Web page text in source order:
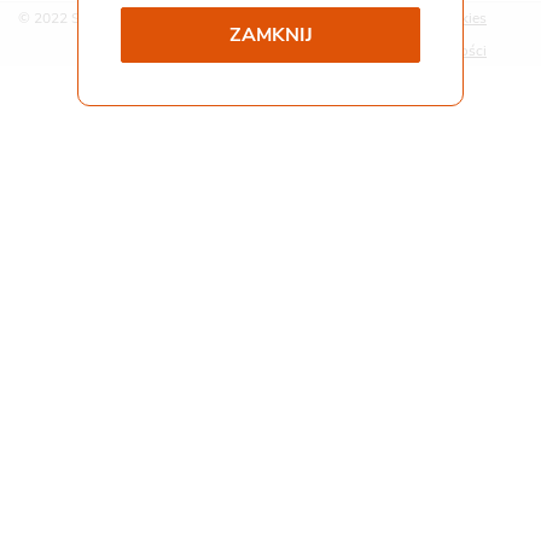
Współpraca i kontakt
Pliki do pobrania
Gemini Praca
ZAMKNIJ
© 2022 Strona korporacyjna Gemini Polska
Polityka cookies
Polityka prywatności